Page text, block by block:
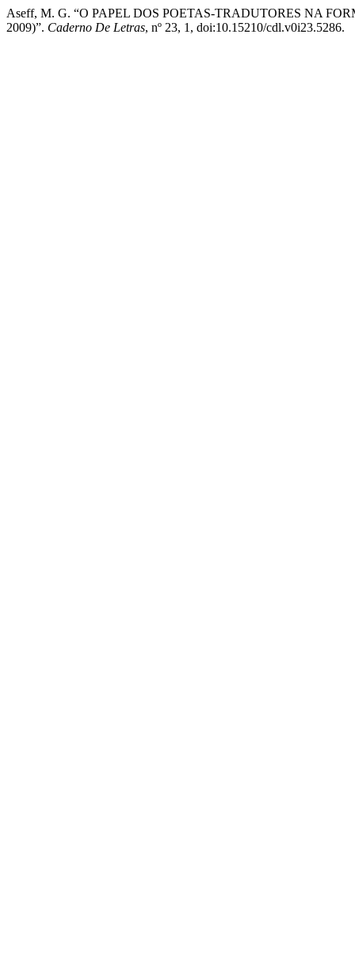
Aseff, M. G. “O PAPEL DOS POETAS-TRADUTORES NA
2009)”. Caderno De Letras, nº 23, 1, doi:10.15210/cdl.v0i23.5286.